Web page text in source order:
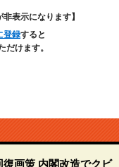
表示になります】
登録すると
だけます。
画策 内閣改造でクビ